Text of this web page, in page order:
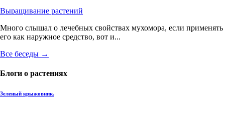
Выращивание растений
Много слышал о лечебных свойствах мухомора, если применять
его как наружное средство, вот и...
Все беседы →
Блоги о растениях
Зеленый крыжовник.